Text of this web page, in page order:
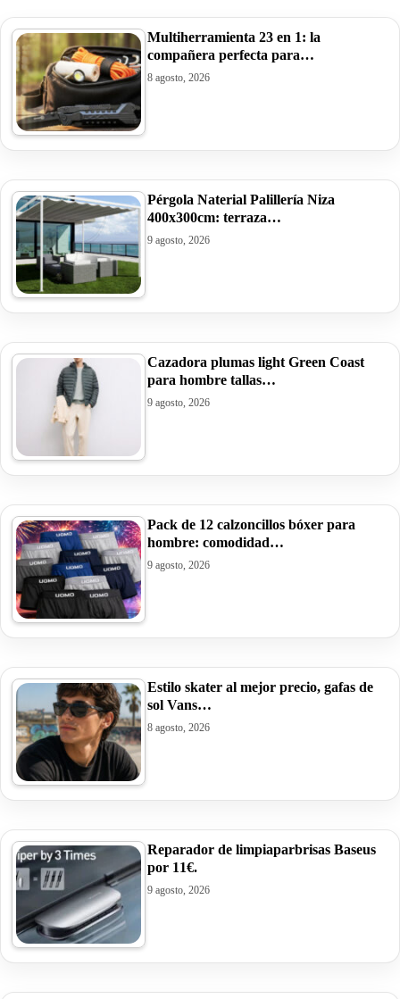
Multiherramienta 23 en 1: la
compañera perfecta para…
8 agosto, 2026
Pérgola Naterial Palillería Niza
400x300cm: terraza…
9 agosto, 2026
Cazadora plumas light Green Coast
para hombre tallas…
9 agosto, 2026
Pack de 12 calzoncillos bóxer para
hombre: comodidad…
9 agosto, 2026
Estilo skater al mejor precio, gafas de
sol Vans…
8 agosto, 2026
Reparador de limpiaparbrisas Baseus
por 11€.
9 agosto, 2026